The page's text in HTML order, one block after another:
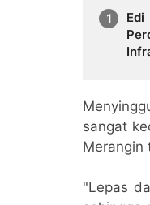
sangat
Merangin
"Lepas